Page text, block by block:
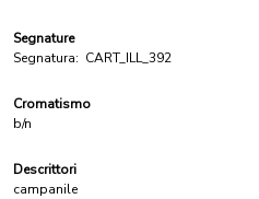
Segnature
Segnatura: CART_ILL_392
Cromatismo
b/n
Descrittori
campanile